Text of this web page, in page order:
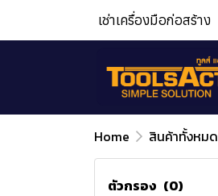
เช่าเครื่องมือก่อสร้าง
Home สินค้าทั้งหมด
ตัวกรอง (0)